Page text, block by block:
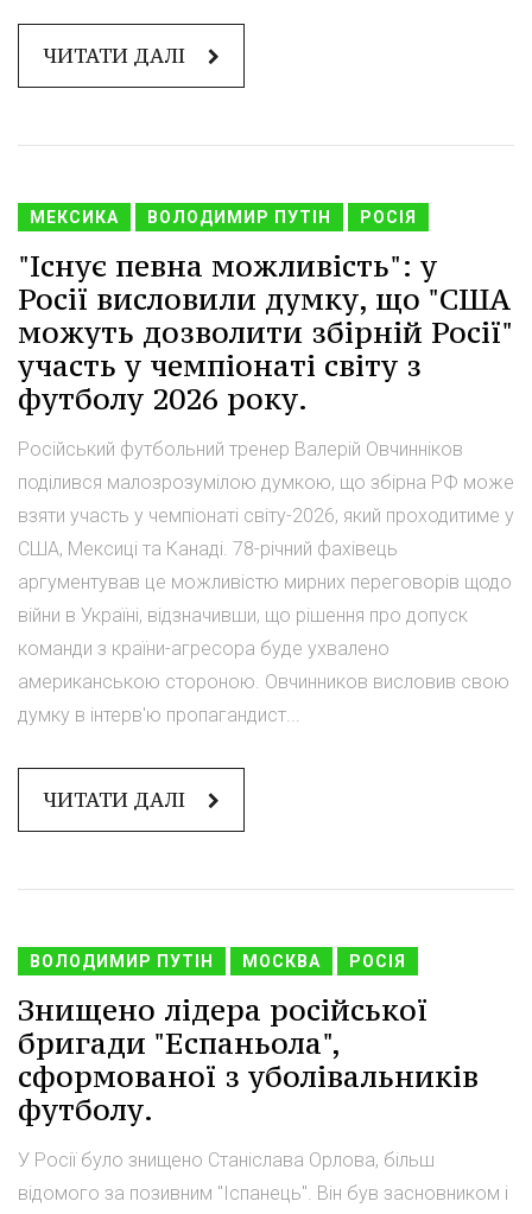
ЧИТАТИ ДАЛІ
МЕКСИКА ВОЛОДИМИР ПУТІН РОСІЯ
"Існує певна можливість": у
Росії висловили думку, що "США
можуть дозволити збірній Росії"
участь у чемпіонаті світу з
футболу 2026 року.
Російський футбольний тренер Валерій Овчинніков
поділився малозрозумілою думкою, що збірна РФ може
взяти участь у чемпіонаті світу-2026, який проходитиме у
США, Мексиці та Канаді. 78-річний фахівець
аргументував це можливістю мирних переговорів щодо
війни в Україні, відзначивши, що рішення про допуск
команди з країни-агресора буде ухвалено
американською стороною. Овчинников висловив свою
думку в інтерв'ю пропагандист...
ЧИТАТИ ДАЛІ
ВОЛОДИМИР ПУТІН МОСКВА РОСІЯ
Знищено лідера російської
бригади "Еспаньола",
сформованої з уболівальників
футболу.
У Росії було знищено Станіслава Орлова, більш
відомого за позивним "Іспанець". Він був засновником і